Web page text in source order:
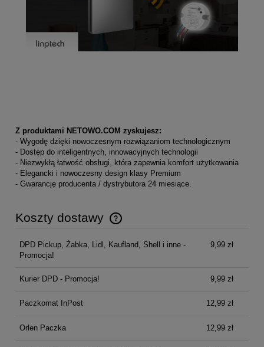
Z produktami NETOWO.COM zyskujesz:
- Wygodę dzięki nowoczesnym rozwiązaniom technologicznym
- Dostęp do inteligentnych, innowacyjnych technologii
- Niezwykłą łatwość obsługi, która zapewnia komfort użytkowania
- Elegancki i nowoczesny design klasy Premium
- Gwarancję producenta / dystrybutora 24 miesiące.
Koszty dostawy
Cena nie zawiera ewentualnych kosztów płatności
DPD Pickup, Żabka, Lidl, Kaufland, Shell i inne -
Promocja!
9,99 zł
Kurier DPD - Promocja! 9,99 zł
Paczkomat InPost 12,99 zł
Orlen Paczka 12,99 zł